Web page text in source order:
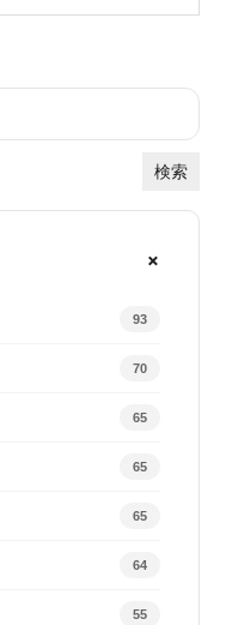
検索
93
70
65
65
65
64
55